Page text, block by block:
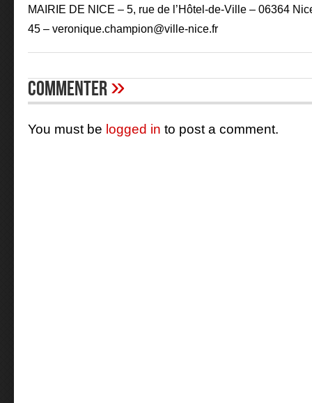
MAIRIE DE NICE – 5, rue de l’Hôtel-de-Ville – 06364
45 – veronique.champion@ville-nice.fr
Commenter»
You must be logged in to post a comment.